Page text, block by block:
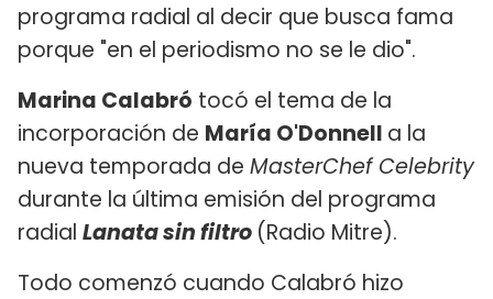
programa radial al decir que busca fama
porque "en el periodismo no se le dio".
Marina Calabró tocó el tema de la
incorporación de María O'Donnell a la
nueva temporada de MasterChef Celebrity
durante la última emisión del programa
radial Lanata sin filtro (Radio Mitre).
Todo comenzó cuando Calabró hizo